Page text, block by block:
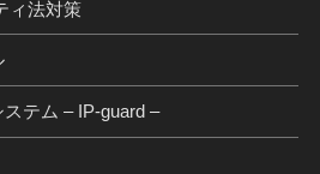
ィ法対策
テム – IP-guard –